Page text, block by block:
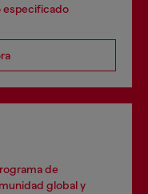
especificado
de
global y